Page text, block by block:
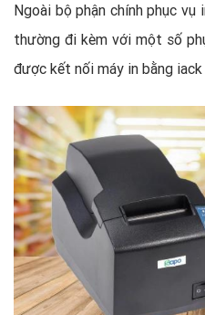
Ngoài bộ phận chính phục vụ
thường đi kèm với một số
được kết nối máy in bằng iack